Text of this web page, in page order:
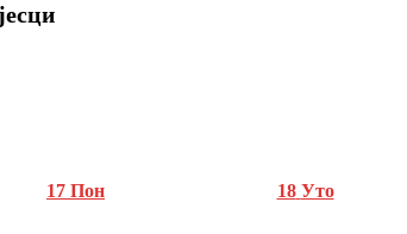
17 Пон 18 Уто